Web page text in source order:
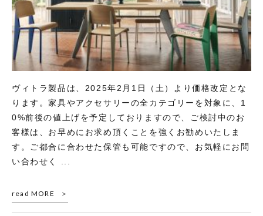
ヴィトラ製品は、2025年2月1日（土）より価格改定とな
ります。家具やアクセサリーの全カテゴリーを対象に、1
0%前後の値上げを予定しておりますので、ご検討中のお
客様は、お早めにお求め頂くことを強くお勧めいたしま
す。ご都合に合わせた保管も可能ですので、お気軽にお問
い合わせく ...
read MORE